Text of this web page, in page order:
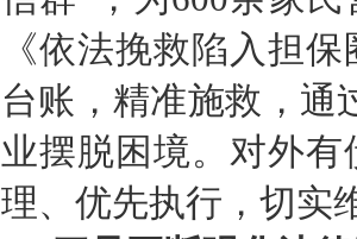
《依法挽救陷入担
台账，精准施救，通
业摆脱困境。对外
理、优先执行，切实